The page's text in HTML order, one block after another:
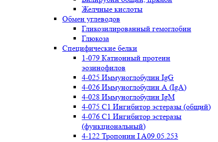
Желчные кислоты
Обмен углеводов
Гликозилированный гемоглобин
Глюкоза
Специфические белки
1-079 Катионный протеин
эозинофилов
4-025 Иммуноглобулин IgG
4-026 Иммуноглобулин А (IgA)
4-028 Иммуноглобулин IgM
4-075 С1 Ингибитор эстеразы (общий)
4-076 С1 Ингибитор эстеразы
(функциональный)
4-122 Тропонин I A09.05.253